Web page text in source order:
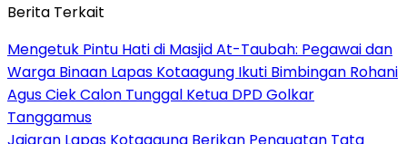
Berita Terkait
Mengetuk Pintu Hati di Masjid At-Taubah: Pegawai dan
Warga Binaan Lapas Kotaagung Ikuti Bimbingan Rohani
Agus Ciek Calon Tunggal Ketua DPD Golkar
Tanggamus
Jajaran Lapas Kotaagung Berikan Penguatan Tata